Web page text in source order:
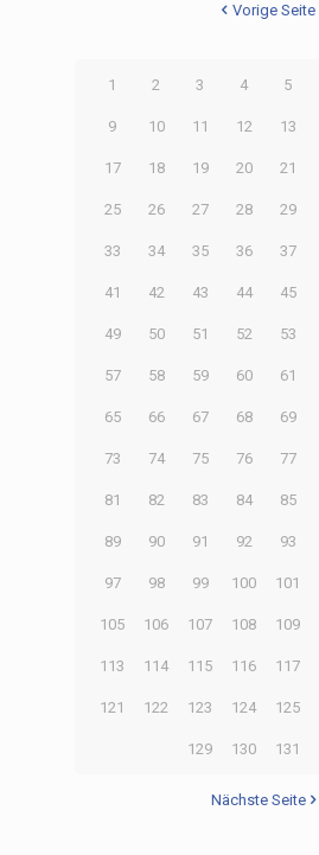
Vorige Seite
1 2 3 4 5
9 10 11 12 13
17 18 19 20 21
25 26 27 28 29
33 34 35 36 37
41 42 43 44 45
49 50 51 52 53
57 58 59 60 61
65 66 67 68 69
73 74 75 76 77
81 82 83 84 85
89 90 91 92 93
97 98 99 100 101
105 106 107 108 109
113 114 115 116 117
121 122 123 124 125
129 130 131
Nächste Seite